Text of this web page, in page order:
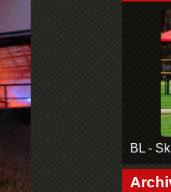
BL -